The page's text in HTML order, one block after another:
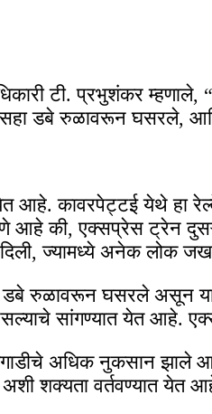
टी. प्रभुशंकर म्हणाले,
सहा डबे रुळावरून घसरले,
आहे. कावरपेट्टई येथे हा
आहे की, एक्सप्रेस ट्रेन
ज्यामध्ये अनेक लोक
डबे रुळावरून घसरले
सांगण्यात येत आहे.
अधिक नुकसान
शक्यता वर्तवण्यात येत